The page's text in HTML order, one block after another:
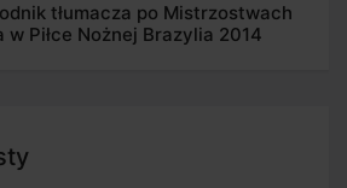
tłumacza po Mistrzostwach
w Piłce Nożnej Brazylia 2014